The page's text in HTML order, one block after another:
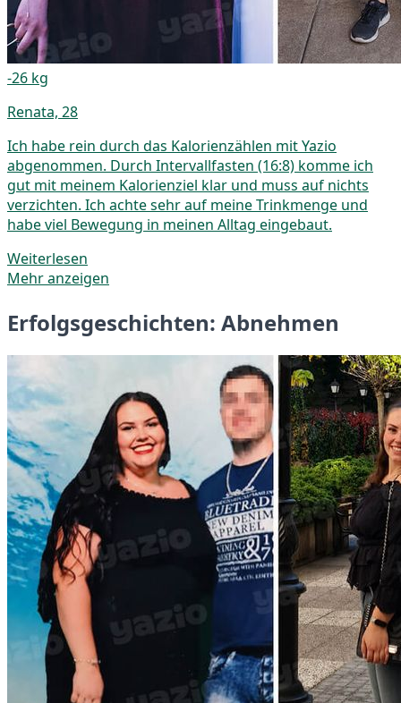
-26 kg
Renata, 28
Ich habe rein durch das Kalorienzählen mit Yazio
abgenommen. Durch Intervallfasten (16:8) komme ich
gut mit meinem Kalorienziel klar und muss auf nichts
verzichten. Ich achte sehr auf meine Trinkmenge und
habe viel Bewegung in meinen Alltag eingebaut.
Weiterlesen
Mehr anzeigen
Erfolgsgeschichten: Abnehmen